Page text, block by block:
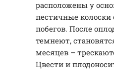
расположены у
пестичные колоски
побегов. После
темнеют,
месяцев –
Цвести и